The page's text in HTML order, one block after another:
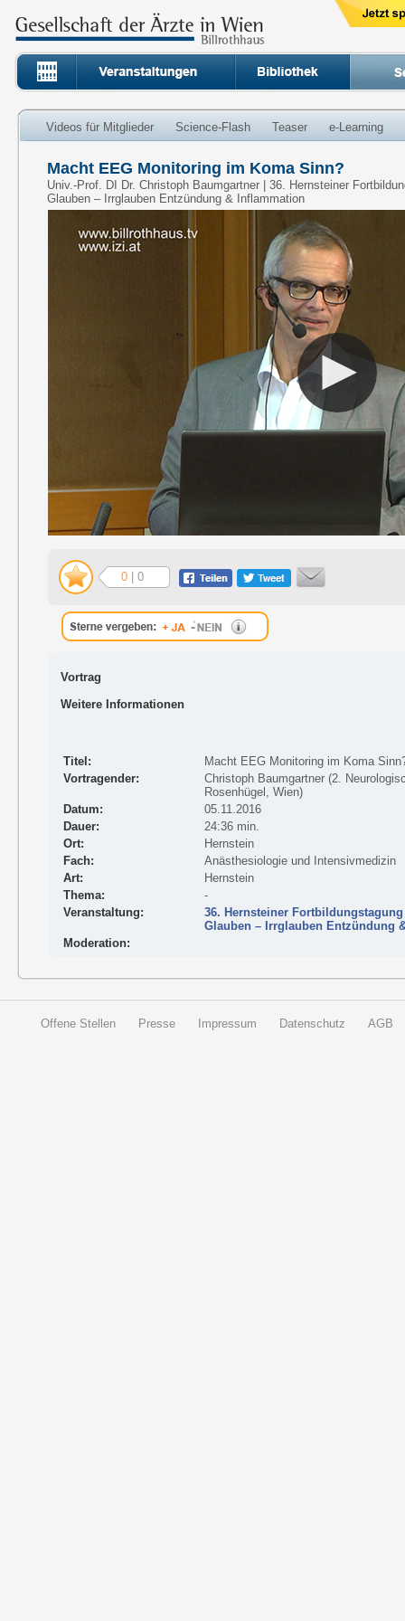
Videos für Mitglieder Science-Flash Teaser e-Learning
Macht EEG Monitoring im Koma Sinn?
Univ.-Prof. DI Dr. Christoph Baumgartner | 36. Hernsteiner
Glauben – Irrglauben Entzündung & Inflammation
0 | 0
Vortrag
Weitere Informationen
Titel:
Macht EEG Monitoring im Koma
Vortragender:
Christoph Baumgartner (2.
Rosenhügel, Wien)
Datum:
05.11.2016
Dauer:
24:36 min.
Ort:
Hernstein
Fach:
Anästhesiologie und Intensivmedizin
Art:
Hernstein
Thema:
-
Veranstaltung:
36. Hernsteiner
Glauben – Irrglauben Entzündung
Moderation:
Offene Stellen Presse Impressum Datenschutz AGB